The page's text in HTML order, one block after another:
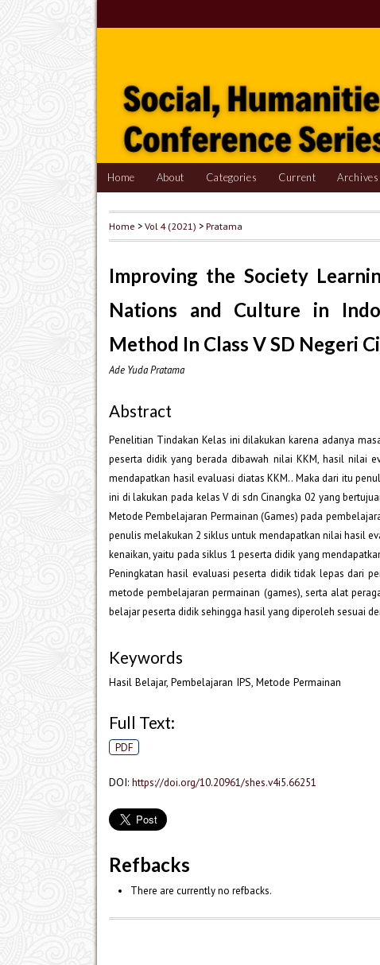
Home About Categories Current Archives
Home >Vol 4 (2021) >Pratama
Improving the Society
Nations and Culture in
Method In Class V SD Negeri
Ade Yuda Pratama
Abstract
Penelitian Tindakan Kelas ini dilakukan karena adanya
peserta didik yang berada dibawah nilai KKM, hasil nilai
mendapatkan hasil evaluasi diatas KKM.. Maka dari itu
ini di lakukan pada kelas V di sdn Cinangka 02 yang
Metode Pembelajaran Permainan (Games) pada
penulis melakukan 2 siklus untuk mendapatkan nilai hasil
kenaikan, yaitu pada siklus 1 peserta didik yang
Peningkatan hasil evaluasi peserta didik tidak lepas dari
metode pembelajaran permainan (games), serta alat
belajar peserta didik sehingga hasil yang diperoleh sesuai
Keywords
Hasil Belajar, Pembelajaran IPS, Metode Permainan
Full Text:
PDF
DOI: https://doi.org/10.20961/shes.v4i5.66251
Refbacks
There are currently no refbacks.